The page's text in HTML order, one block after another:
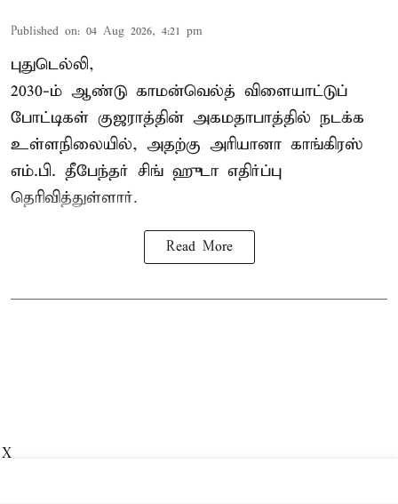
Published on: 04 Aug 2026, 4:21 pm
புதுடெல்லி,
2030-ம் ஆண்டு காமன்வெல்த் விளையாட்டுப்
போட்டிகள் குஜராத்தின் அகமதாபாத்தில் நடக்க
உள்ளநிலையில், அதற்கு அரியானா காங்கிரஸ்
எம்.பி. தீபேந்தர் சிங் ஹுடா எதிர்ப்பு
தெரிவித்துள்ளார்.
Read More
X